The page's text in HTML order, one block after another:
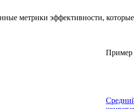
метрики эффективности,
Пример